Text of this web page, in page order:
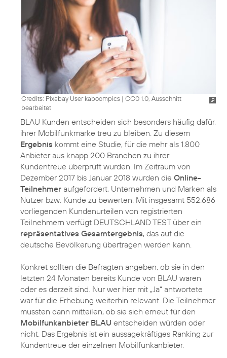
Credits: Pixabay User kaboompics | CC0 1.0, Ausschnitt
bearbeitet
BLAU Kunden entscheiden sich besonders häufig dafür,
ihrer Mobilfunkmarke treu zu bleiben. Zu diesem
Ergebnis kommt eine Studie, für die mehr als 1.800
Anbieter aus knapp 200 Branchen zu ihrer
Kundentreue überprüft wurden. Im Zeitraum von
Dezember 2017 bis Januar 2018 wurden die Online-
Teilnehmer aufgefordert, Unternehmen und Marken als
Nutzer bzw. Kunde zu bewerten. Mit insgesamt 552.686
vorliegenden Kundenurteilen von registrierten
Teilnehmern verfügt DEUTSCHLAND TEST über ein
repräsentatives Gesamtergebnis, das auf die
deutsche Bevölkerung übertragen werden kann.
Konkret sollten die Befragten angeben, ob sie in den
letzten 24 Monaten bereits Kunde von BLAU waren
oder es derzeit sind. Nur wer hier mit „Ja“ antwortete
war für die Erhebung weiterhin relevant. Die Teilnehmer
mussten dann mitteilen, ob sie sich erneut für den
Mobilfunkanbieter BLAU entscheiden würden oder
nicht. Das Ergebnis ist ein aussagekräftiges Ranking zur
Kundentreue der einzelnen Mobilfunkanbieter.